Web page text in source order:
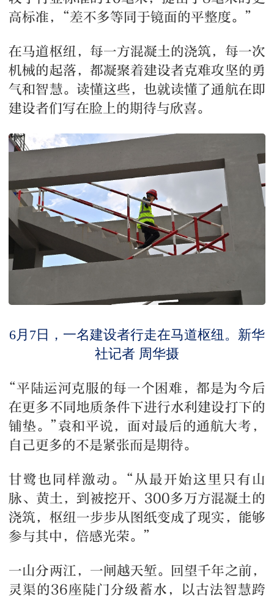
高标准，“差不多等同于镜面的平整度。”
在马道枢纽，每一方混凝土的浇筑，每一次
机械的起落，都凝聚着建设者克难攻坚的勇
气和智慧。读懂这些，也就读懂了通航在即
建设者们写在脸上的期待与欣喜。
6月7日，一名建设者行走在马道枢纽。新华
社记者 周华摄
“平陆运河克服的每一个困难，都是为今后
在更多不同地质条件下进行水利建设打下的
铺垫。”袁和平说，面对最后的通航大考，
自己更多的不是紧张而是期待。
甘鹭也同样激动。“从最开始这里只有山
脉、黄土，到被挖开、300多万方混凝土的
浇筑，枢纽一步步从图纸变成了现实，能够
参与其中，倍感光荣。”
一山分两江，一闸越天堑。回望千年之前，
灵渠的36座陡门分级蓄水，以古法智慧跨